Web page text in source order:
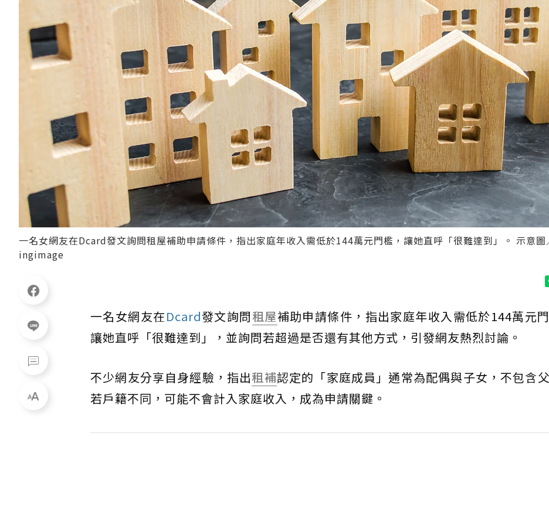
一名女網友在Dcard發文詢問租屋補助申請條件，指出家庭年收入需低於144萬元門檻，讓她直呼「很難達到」。 示意圖
ingimage
一名女網友在Dcard發文詢問租屋補助申請條件，指出家庭年收入需低於144萬元門
讓她直呼「很難達到」，並詢問若超過是否還有其他方式，引發網友熱烈討論。
不少網友分享自身經驗，指出租補認定的「家庭成員」通常為配偶與子女，不包含父
若戶籍不同，可能不會計入家庭收入，成為申請關鍵。